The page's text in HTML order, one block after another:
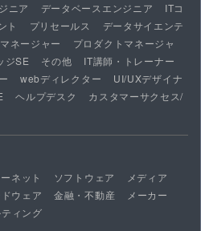
ニア データベースエンジニア
ITコ
ト プリセールス
データサイエンテ
ネージャー
プロダクトマネージャ
ジSE その他
IT講師・トレーナー
webディレクター
UI/UXデザイナ
ヘルプデスク
カスタマーサクセス/
ネット ソフトウェア
メディア
ウェア 金融・不動産
メーカー
ィング